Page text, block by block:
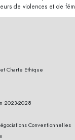
de violences et de
Charte Ethique
2023-2028
Conventionnelles